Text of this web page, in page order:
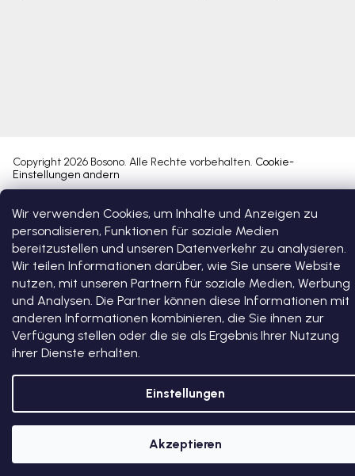
Wir verwenden Cookies, um Inhalte und Anzeigen zu
personalisieren, Funktionen für soziale Medien
bereitzustellen und unseren Datenverkehr zu analysieren.
Wir teilen Informationen darüber, wie Sie unsere Website
nutzen, mit unseren Partnern für soziale Medien, Werbung
und Analysen. Die Partner können diese Informationen mit
anderen Informationen kombinieren, die Sie ihnen zur
Verfügung stellen oder die sie als Ergebnis Ihrer Nutzung
ihrer Dienste erhalten.
Einstellungen
Akzeptieren
Erstellt von Shoptet Premium
Copyright 2026 Bosono. Alle Rechte vorbehalten. Cookie-
Einstellungen ändern
5 % RABATT AUF DEN ERSTEN EINKAUF